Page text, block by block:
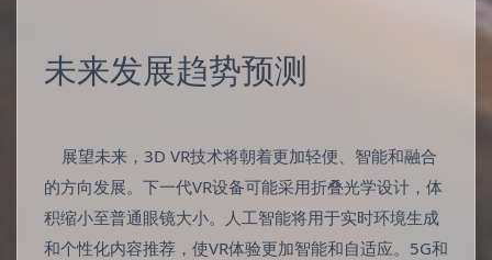
未来发展趋势预测
展望未来，3D VR技术将朝着更加轻便、智能和融合
的方向发展。下一代VR设备可能采用折叠光学设计，体
积缩小至普通眼镜大小。人工智能将用于实时环境生成
和个性化内容推荐，使VR体验更加智能和自适应。5G和